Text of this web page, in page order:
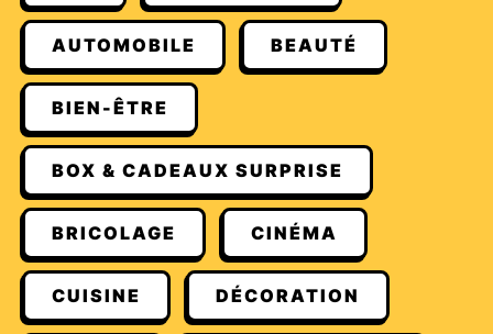
AUTOMOBILE BEAUTÉ
BIEN-ÊTRE
BOX & CADEAUX SURPRISE
BRICOLAGE CINÉMA
CUISINE DÉCORATION